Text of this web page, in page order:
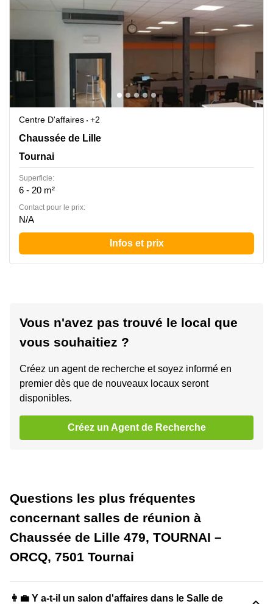
Centre D'affaires
+2
Chaussée de Lille 479, TOURNAI – ORCQ, Tournai
Chaussée de Lille
Tournai
Superficie:
6 - 20 m²
Contact pour le prix:
N/A
Infos et prix
Vous n'avez pas trouvé le local que
vous souhaitiez ?
Créez un agent de recherche et soyez informé en
premier dès que de nouveaux locaux seront
disponibles.
Créez un Agent de Recherche
Questions les plus fréquentes
concernant salles de réunion à
Chaussée de Lille 479, TOURNAI –
ORCQ, 7501 Tournai
👩‍💼 Y a-t-il un salon d'affaires dans le Salle de